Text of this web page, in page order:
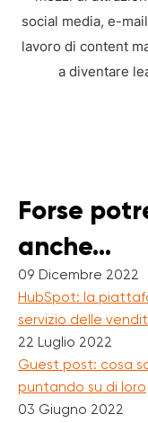
social media, e-
lavoro di content
a diventare
Forse
anche...
09 Dicembre 2022
HubSpot: la
servizio delle
22 Luglio 2022
Guest post: cosa
puntando su di loro
03 Giugno 2022